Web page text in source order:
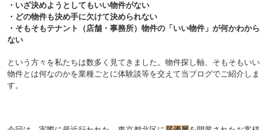
・いざ決めようとしてもいい物件がない
・どの物件も決め手に欠けて決められない
・そもそもテナント（店舗・事務所）物件の「いい物件」が何かわから
ない
という方々を私たちは数多く見てきました。物件探し軸、そもそもいい
物件とは何なのかを業種ごとに体験談等を交えて当ブログでご紹介しま
す。